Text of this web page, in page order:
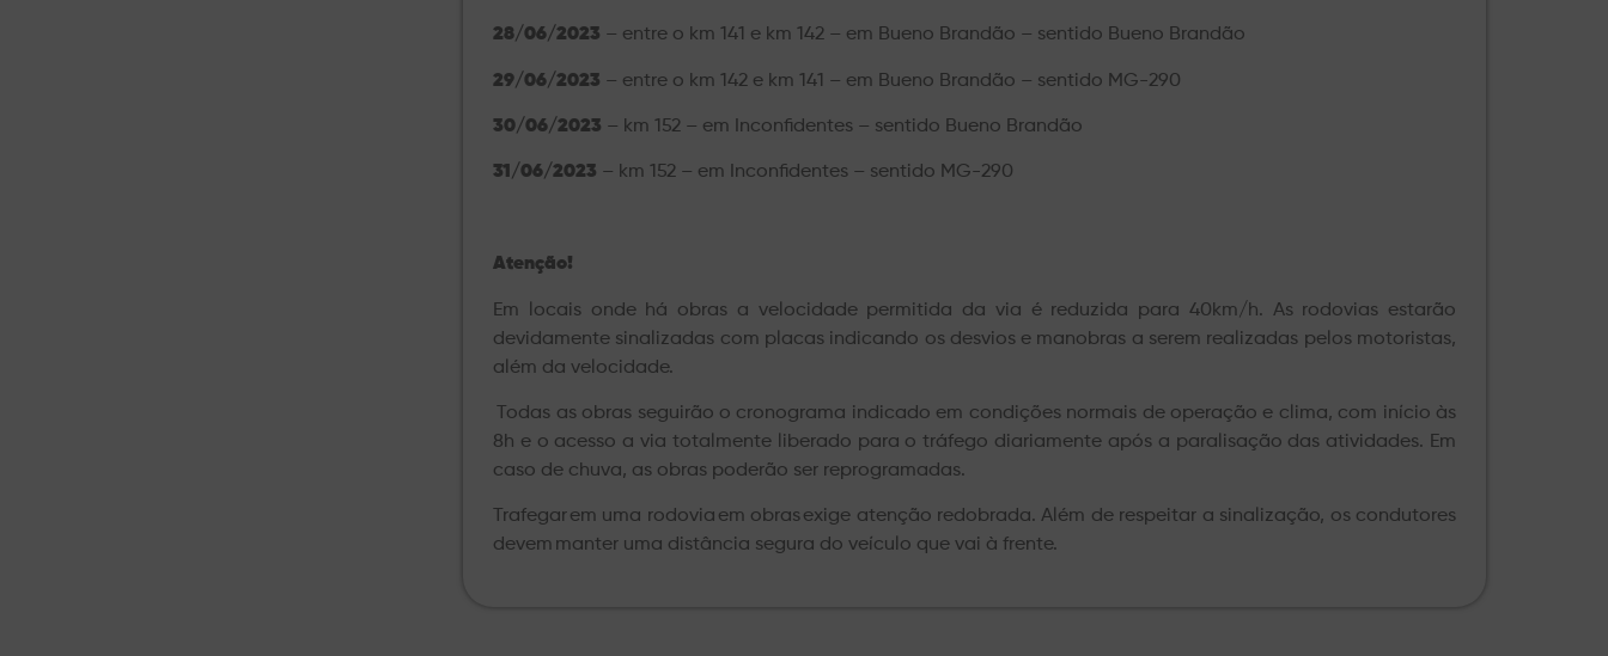
28/06/2023 – entre o km 141 e km 142 – em Bueno Brandão – sentido Bueno Brandão
29/06/2023 – entre o km 142 e km 141 – em Bueno Brandão – sentido MG-290
30/06/2023 – km 152 – em Inconfidentes – sentido Bueno Brandão
31/06/2023 – km 152 – em Inconfidentes – sentido MG-290
Atenção!
Em locais onde há obras a velocidade permitida da via é reduzida para 40km/h. As rodovias estarão
devidamente sinalizadas com placas indicando os desvios e manobras a serem realizadas pelos motoristas,
além da velocidade.
Todas as obras seguirão o cronograma indicado em condições normais de operação e clima, com início às
8h e o acesso a via totalmente liberado para o tráfego diariamente após a paralisação das atividades. Em
caso de chuva, as obras poderão ser reprogramadas.
Trafegar em uma rodovia em obras exige atenção redobrada. Além de respeitar a sinalização, os condutores
devem manter uma distância segura do veículo que vai à frente.